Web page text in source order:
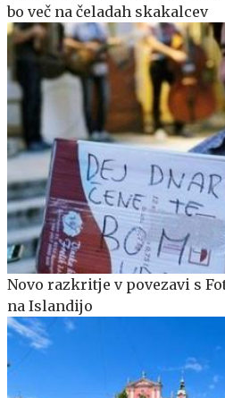
bo več na čeladah skakalcev
Novo razkritje v povezavi s
na Islandijo